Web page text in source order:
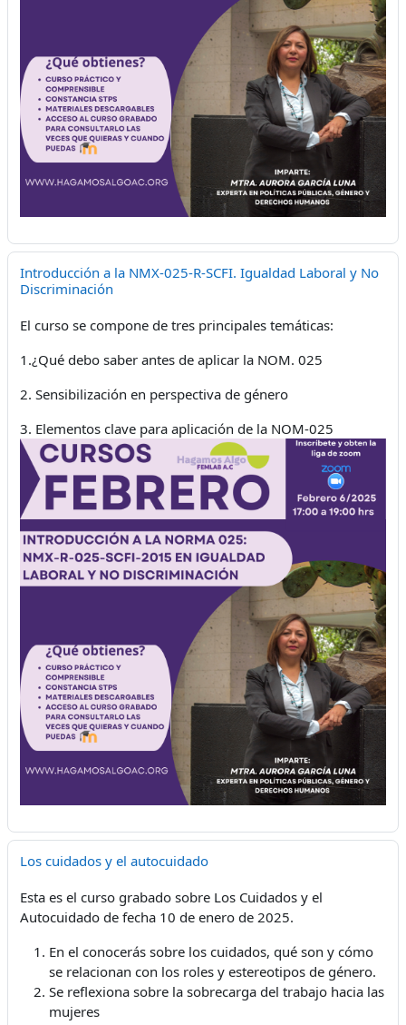
Introducción a la NMX-025-R-SCFI. Igualdad Laboral y No
Discriminación
El curso se compone de tres principales temáticas:
1.¿Qué debo saber antes de aplicar la NOM. 025
2. Sensibilización en perspectiva de género
3. Elementos clave para aplicación de la NOM-025
Los cuidados y el autocuidado
Esta es el curso grabado sobre Los Cuidados y el
Autocuidado de fecha 10 de enero de 2025.
En el conocerás sobre los cuidados, qué son y cómo
se relacionan con los roles y estereotipos de género.
Se reflexiona sobre la sobrecarga del trabajo hacia las
mujeres